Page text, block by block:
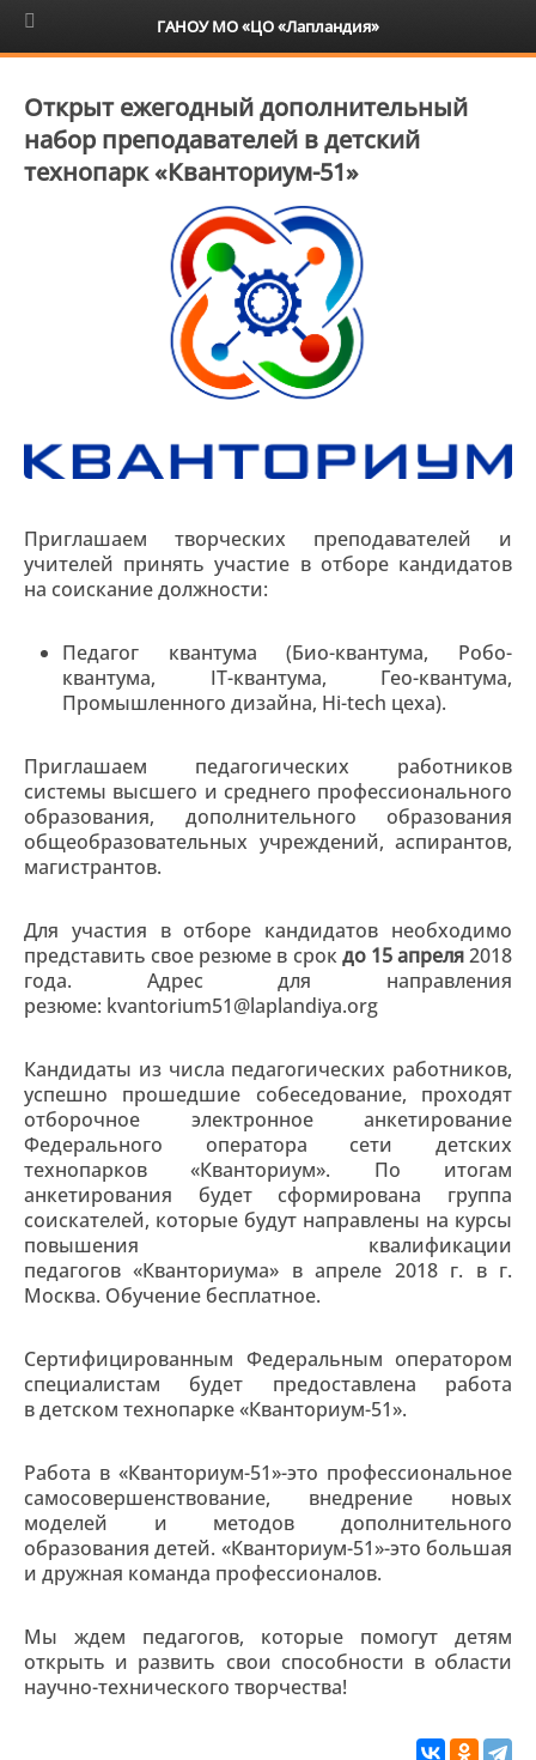
6+
Открыт ежегодный дополнительный
набор преподавателей в детский
технопарк «Кванториум-51»
Приглашаем творческих преподавателей и
учителей принять участие в отборе кандидатов
на соискание должности:
Педагог квантума (Био-квантума, Робо-
квантума, IT-квантума, Гео-квантума,
Промышленного дизайна, Hi-tech цеха).
Приглашаем педагогических работников
системы высшего и среднего профессионального
образования, дополнительного образования
общеобразовательных учреждений, аспирантов,
магистрантов.
Для участия в отборе кандидатов необходимо
представить свое резюме в срокдо 15 апреля2018
года. Адрес для направления
резюме: kvantorium51@laplandiya.org
Кандидаты из числа педагогических работников,
успешно прошедшие собеседование, проходят
отборочное электронное анкетирование
Федерального оператора сети детских
технопарков «Кванториум». По итогам
анкетирования будет сформирована группа
соискателей, которые будут направлены на курсы
повышения квалификации
педагогов «Кванториума» в апреле 2018 г. в г.
Москва. Обучение бесплатное.
Сертифицированным Федеральным оператором
специалистам будет предоставлена работа
в детском технопарке «Кванториум-51».
Работа в «Кванториум-51»-это профессиональное
самосовершенствование, внедрение новых
моделей и методов дополнительного
образования детей. «Кванториум-51»-это большая
и дружная команда профессионалов.
Мы ждем педагогов, которые помогут детям
открыть и развить свои способности в области
научно-технического творчества!
ГАНОУ МО «ЦО «Лапландия»